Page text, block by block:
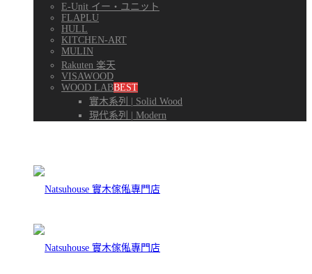
E-Unit イー・ユニット
FLAPLU
HULL
KITCHEN-ART
MULIN
Rakuten 楽天
VISAWOOD
WOOD LABBEST
實木系列 | Solid Wood
現代系列 | Modern